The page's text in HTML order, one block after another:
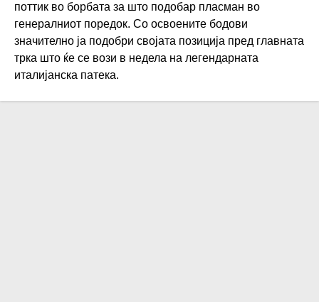
поттик во борбата за што подобар пласман во
генералниот поредок. Со освоените бодови
значително ја подобри својата позиција пред главната
трка што ќе се вози в недела на легендарната
италијанска патека.